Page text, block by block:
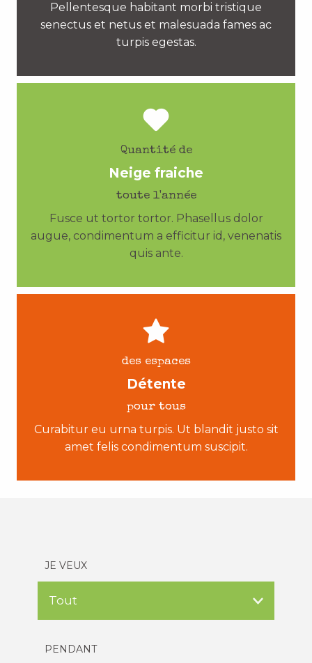
Pellentesque habitant morbi tristique
senectus et netus et malesuada fames ac
turpis egestas.
Quantité de
Neige fraiche
toute l'année
Fusce ut tortor tortor. Phasellus dolor
augue, condimentum a efficitur id, venenatis
quis ante.
des espaces
Détente
pour tous
Curabitur eu urna turpis. Ut blandit justo sit
amet felis condimentum suscipit.
JE VEUX
PENDANT